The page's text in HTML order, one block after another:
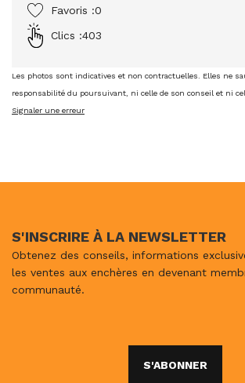
Favoris :0
Clics :403
Les photos sont indicatives et non contractuelles. Elles ne
responsabilité du poursuivant, ni celle de son conseil et ni
Signaler une erreur
S'INSCRIRE À LA NEWSLETTER
Obtenez des conseils, informations
les ventes aux enchères en devenant
communauté.
S'ABONNER